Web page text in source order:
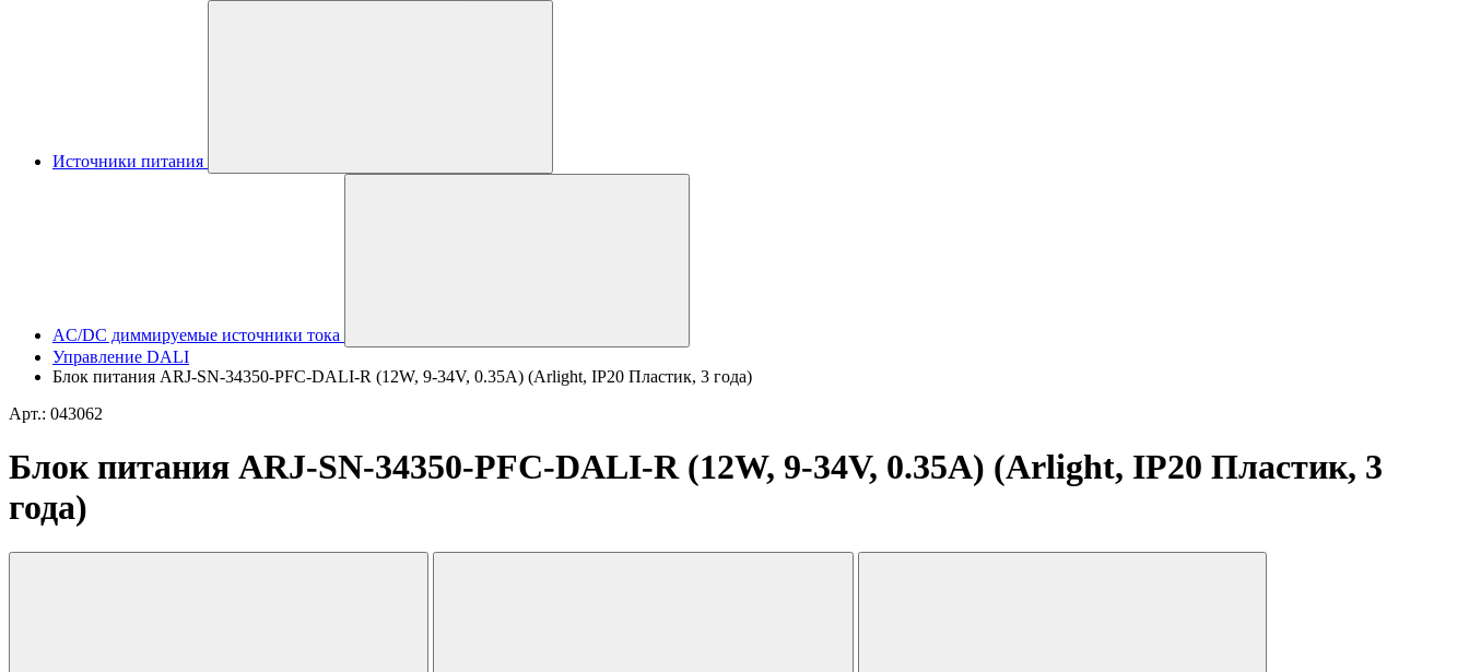
Источники питания
AC/DC диммируемые источники тока
Управление DALI
Блок питания ARJ-SN-34350-PFC-DALI-R (12W, 9-34V, 0.35A) (Arlight, IP20 Пластик, 3 года)
Арт.: 043062
Блок питания ARJ-SN-34350-PFC-DALI-R (12W, 9-34V, 0.35A) (Arlight, IP20 Пластик, 3
года)